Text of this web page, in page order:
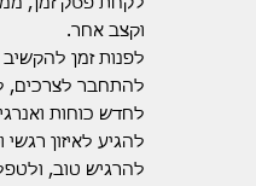
לקחת פסק זמן,
וקצב אחר.
לפנות זמן
להתחבר לצרכים,
לחדש כוחות
להגיע לאיזון רגשי
להרגיש טוב,